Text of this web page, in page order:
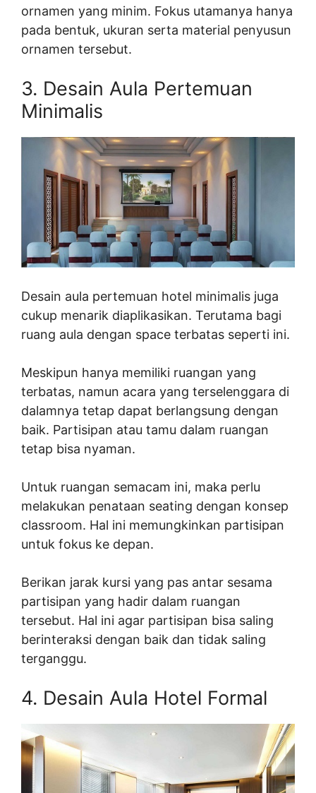
ornamen yang minim. Fokus utamanya hanya
pada bentuk, ukuran serta material penyusun
ornamen tersebut.
3. Desain Aula Pertemuan
Minimalis
Desain aula pertemuan hotel minimalis juga
cukup menarik diaplikasikan. Terutama bagi
ruang aula dengan space terbatas seperti ini.
Meskipun hanya memiliki ruangan yang
terbatas, namun acara yang terselenggara di
dalamnya tetap dapat berlangsung dengan
baik. Partisipan atau tamu dalam ruangan
tetap bisa nyaman.
Untuk ruangan semacam ini, maka perlu
melakukan penataan seating dengan konsep
classroom. Hal ini memungkinkan partisipan
untuk fokus ke depan.
Berikan jarak kursi yang pas antar sesama
partisipan yang hadir dalam ruangan
tersebut. Hal ini agar partisipan bisa saling
berinteraksi dengan baik dan tidak saling
terganggu.
4. Desain Aula Hotel Formal